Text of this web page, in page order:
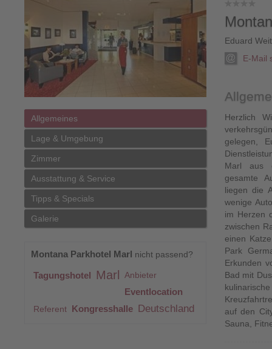
Allgemeines
Lage & Umgebung
Zimmer
Ausstattung & Service
Tipps & Specials
Galerie
Montana Parkhotel Marl nicht passend?
Tagungshotel Marl Anbieter
Eventlocation
Referent Kongresshalle Deutschland
Eduard
E-Mail
Herzlich
gelegen,
Marl aus
gesamte
liegen die
wenige
im Herzen
zwischen
einen
Park
Erkunden
Bad mit
auf den
Sauna,